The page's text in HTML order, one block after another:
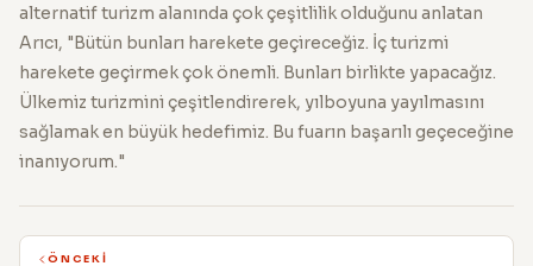
alternatif turizm alanında çok çeşitlilik olduğunu anlatan
Arıcı, "Bütün bunları harekete geçireceğiz. İç turizmi
harekete geçirmek çok önemli. Bunları birlikte yapacağız.
Ülkemiz turizmini çeşitlendirerek, yılboyuna yayılmasını
sağlamak en büyük hedefimiz. Bu fuarın başarılı geçeceğine
inanıyorum."
ÖNCEKI